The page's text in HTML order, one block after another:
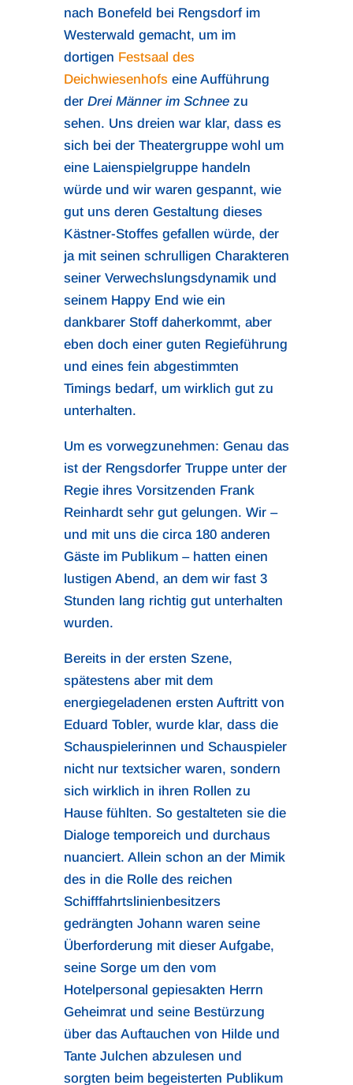
nach Bonefeld bei Rengsdorf im
Westerwald gemacht, um im
dortigen Festsaal des
Deichwiesenhofseine Aufführung
der Drei Männer im Schneezu
sehen. Uns dreien war klar, dass es
sich bei der Theatergruppe wohl um
eine Laienspielgruppe handeln
würde und wir waren gespannt, wie
gut uns deren Gestaltung dieses
Kästner-Stoffes gefallen würde, der
ja mit seinen schrulligen Charakteren
seiner Verwechslungsdynamik und
seinem Happy End wie ein
dankbarer Stoff daherkommt, aber
eben doch einer guten Regieführung
und eines fein abgestimmten
Timings bedarf, um wirklich gut zu
unterhalten.
Um es vorwegzunehmen: Genau das
ist der Rengsdorfer Truppe unter der
Regie ihres Vorsitzenden Frank
Reinhardt sehr gut gelungen. Wir –
und mit uns die circa 180 anderen
Gäste im Publikum – hatten einen
lustigen Abend, an dem wir fast 3
Stunden lang richtig gut unterhalten
wurden.
Bereits in der ersten Szene,
spätestens aber mit dem
energiegeladenen ersten Auftritt von
Eduard Tobler, wurde klar, dass die
Schauspielerinnen und Schauspieler
nicht nur textsicher waren, sondern
sich wirklich in ihren Rollen zu
Hause fühlten. So gestalteten sie die
Dialoge temporeich und durchaus
nuanciert. Allein schon an der Mimik
des in die Rolle des reichen
Schifffahrtslinienbesitzers
gedrängten Johann waren seine
Überforderung mit dieser Aufgabe,
seine Sorge um den vom
Hotelpersonal gepiesakten Herrn
Geheimrat und seine Bestürzung
über das Auftauchen von Hilde und
Tante Julchen abzulesen und
sorgten beim begeisterten Publikum